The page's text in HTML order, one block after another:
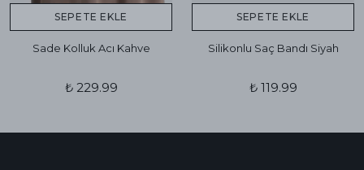
SEPETE EKLE
Sade Kolluk Acı Kahve
₺ 229.99
SEPETE EKLE
Silikonlu Saç Bandı Siyah
₺ 119.99